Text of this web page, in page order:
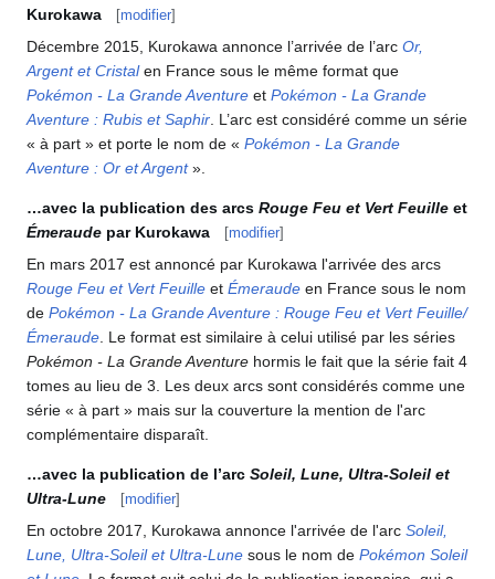
Kurokawa
[modifier]
Décembre 2015, Kurokawa annonce l’arrivée de l’arc Or,
Argent et Cristalen France sous le même format que
Pokémon - La Grande Aventure et Pokémon - La Grande
Aventure : Rubis et Saphir . L’arc est considéré comme un série
« à part » et porte le nom de « Pokémon - La Grande
Aventure : Or et Argent ».
…avec la publication des arcs Rouge Feu et Vert Feuille et
Émeraude par Kurokawa [modifier]
En mars 2017 est annoncé par Kurokawa l'arrivée des arcs
Rouge Feu et Vert Feuille et Émeraude en France sous le nom
de Pokémon - La Grande Aventure : Rouge Feu et Vert Feuille/
Émeraude . Le format est similaire à celui utilisé par les séries
Pokémon - La Grande Aventure hormis le fait que la série fait 4
tomes au lieu de 3. Les deux arcs sont considérés comme une
série « à part » mais sur la couverture la mention de l'arc
complémentaire disparaît.
…avec la publication de l’arc Soleil, Lune, Ultra-Soleil et
Ultra-Lune
[modifier]
En octobre 2017, Kurokawa annonce l'arrivée de l'arc Soleil,
Lune, Ultra-Soleil et Ultra-Lune sous le nom de Pokémon Soleil